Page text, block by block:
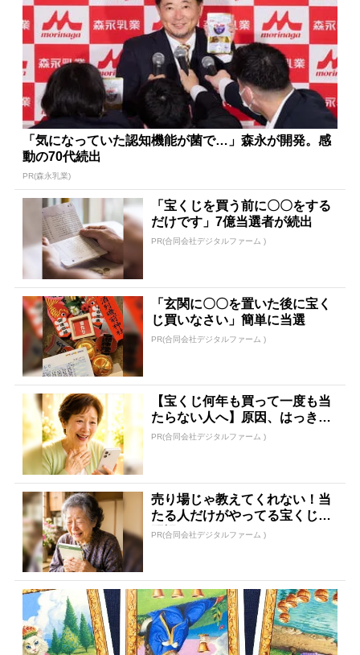
「気になっていた認知機能が菌で…」森永が開発。感
動の70代続出
PR(森永乳業)
「宝くじを買う前に〇〇をする
だけです」7億当選者が続出
PR(合同会社デジタルファーム )
「玄関に〇〇を置いた後に宝く
じ買いなさい」簡単に当選
PR(合同会社デジタルファーム )
【宝くじ何年も買って一度も当
たらない人へ】原因、はっきり
してます
PR(合同会社デジタルファーム )
売り場じゃ教えてくれない！当
たる人だけがやってる宝くじの
習慣
PR(合同会社デジタルファーム )